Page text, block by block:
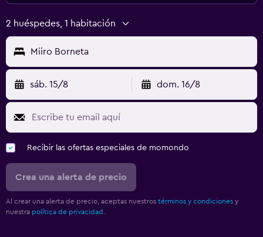
2 huéspedes, 1 habitación
Miiro Borneta
sáb. 15/8 dom. 16/8
Recibir las ofertas especiales de momondo
Crea una alerta de precio
Al crear una alerta de precio, aceptas nuestros términos y condiciones y
nuestra política de privacidad.